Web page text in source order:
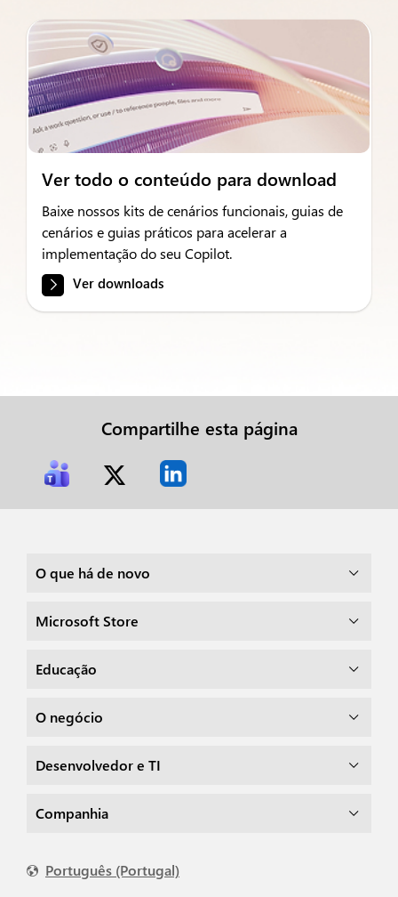
Ver todo o conteúdo para download
Baixe nossos kits de cenários funcionais, guias de
cenários e guias práticos para acelerar a
implementação do seu Copilot.
Ver downloads
Compartilhe esta página
O que há de novo
Microsoft Store
Educação
O negócio
Desenvolvedor e TI
Companhia
Português (Portugal)